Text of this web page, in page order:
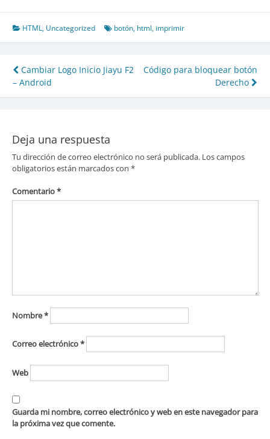
HTML, Uncategorized botón, html, imprimir
Navegación
de
Cambiar Logo Inicio Jiayu F2
– Android
Código para bloquear botón
Derecho
Deja una respuesta
Tu dirección de correo electrónico no será publicada. Los campos
obligatorios están marcados con *
Comentario*
Nombre*
Correo electrónico*
Web
Guarda mi nombre, correo electrónico y web en este navegador para
la próxima vez que comente.